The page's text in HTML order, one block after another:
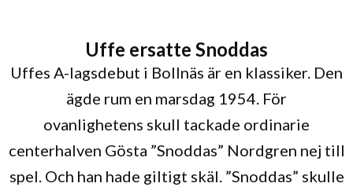
Uffe ersatte Snoddas
Uffes A-lagsdebut i Bollnäs är en klassiker. Den
ägde rum en marsdag 1954. För
ovanlighetens skull tackade ordinarie
centerhalven Gösta ”Snoddas” Nordgren nej till
spel. Och han hade giltigt skäl. ”Snoddas” skulle